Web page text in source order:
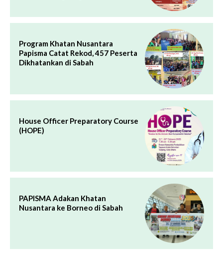
Program Khatan Nusantara
Papisma Catat Rekod, 457 Peserta
Dikhatankan di Sabah
House Officer Preparatory Course
(HOPE)
PAPISMA Adakan Khatan
Nusantara ke Borneo di Sabah